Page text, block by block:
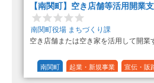
【南関町】空き店舗等活用開業
南関町役場 まちづくり課
空き店舗または空き家を活用して開業
南関町 起業・新規事業 宣伝・販